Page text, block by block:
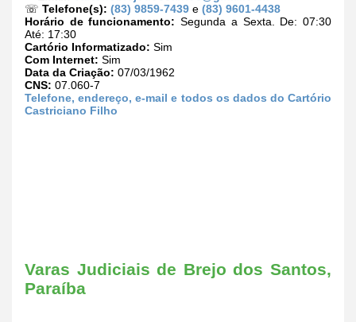
☏ Telefone(s): (83) 9859-7439 e (83) 9601-4438
Horário de funcionamento: Segunda a Sexta. De: 07:30
Até: 17:30
Cartório Informatizado: Sim
Com Internet: Sim
Data da Criação: 07/03/1962
CNS: 07.060-7
Telefone, endereço, e-mail e todos os dados do Cartório
Castriciano Filho
Varas Judiciais de Brejo dos Santos,
Paraíba